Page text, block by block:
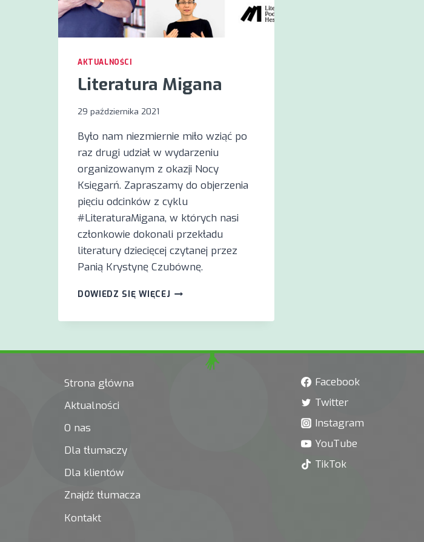
AKTUALNOŚCI
Literatura Migana
29 października 2021
Było nam niezmiernie miło wziąć po
raz drugi udział w wydarzeniu
organizowanym z okazji Nocy
Księgarń. Zapraszamy do objerzenia
pięciu odcinków z cyklu
#LiteraturaMigana, w których nasi
członkowie dokonali przekładu
literatury dziecięcej czytanej przez
Panią Krystynę Czubównę.
DOWIEDZ SIĘ WIĘCEJ LITERATURA
Strona główna
Aktualności
O nas
Dla tłumaczy
Dla klientów
Znajdź tłumacza
Kontakt
Facebook
Twitter
Instagram
YouTube
TikTok